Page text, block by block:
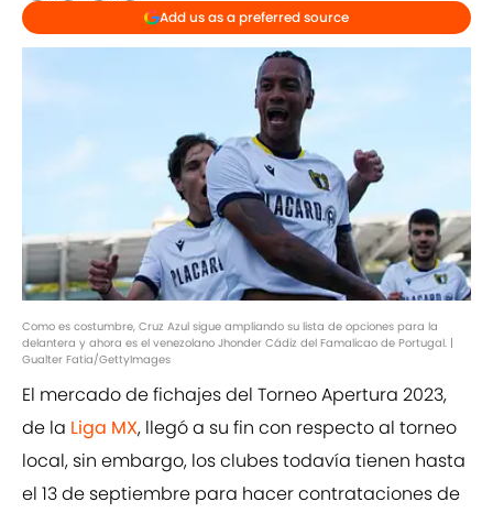
Add us as a preferred source
Como es costumbre, Cruz Azul sigue ampliando su lista de opciones para la
delantera y ahora es el venezolano Jhonder Cádiz del Famalicao de Portugal. |
Gualter Fatia/GettyImages
El mercado de fichajes del Torneo Apertura 2023,
de la Liga MX, llegó a su fin con respecto al torneo
local, sin embargo, los clubes todavía tienen hasta
el 13 de septiembre para hacer contrataciones de